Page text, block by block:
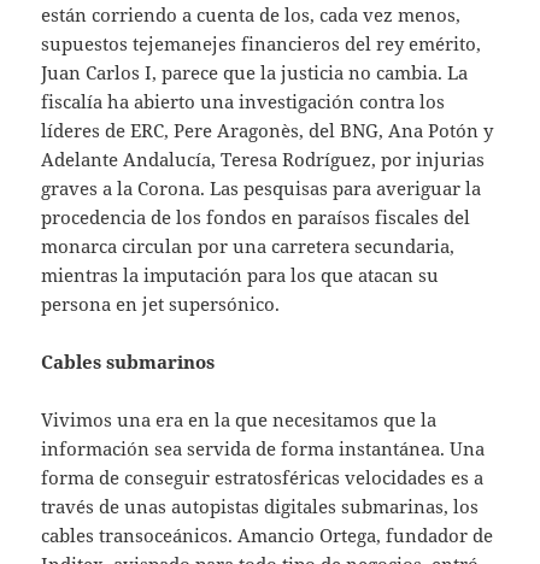
están corriendo a cuenta de los, cada vez menos,
supuestos tejemanejes financieros del rey emérito,
Juan Carlos I, parece que la justicia no cambia. La
fiscalía ha abierto una investigación contra los
líderes de ERC, Pere Aragonès, del BNG, Ana Potón y
Adelante Andalucía, Teresa Rodríguez, por injurias
graves a la Corona. Las pesquisas para averiguar la
procedencia de los fondos en paraísos fiscales del
monarca circulan por una carretera secundaria,
mientras la imputación para los que atacan su
persona en jet supersónico.
Cables submarinos
Vivimos una era en la que necesitamos que la
información sea servida de forma instantánea. Una
forma de conseguir estratosféricas velocidades es a
través de unas autopistas digitales submarinas, los
cables transoceánicos. Amancio Ortega, fundador de